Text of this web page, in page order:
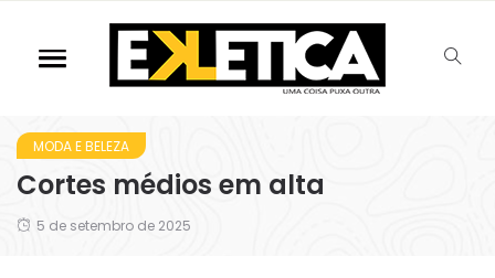
MODA E BELEZA
Cortes médios em alta
5 de setembro de 2025